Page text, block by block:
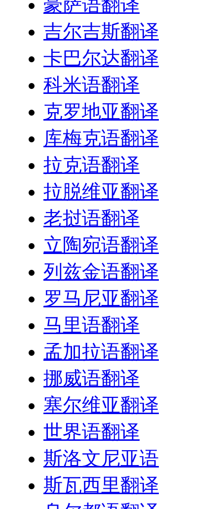
豪萨语翻译
吉尔吉斯翻译
卡巴尔达翻译
科米语翻译
克罗地亚翻译
库梅克语翻译
拉克语翻译
拉脱维亚翻译
老挝语翻译
立陶宛语翻译
列兹金语翻译
罗马尼亚翻译
马里语翻译
孟加拉语翻译
挪威语翻译
塞尔维亚翻译
世界语翻译
斯洛文尼亚语
斯瓦西里翻译